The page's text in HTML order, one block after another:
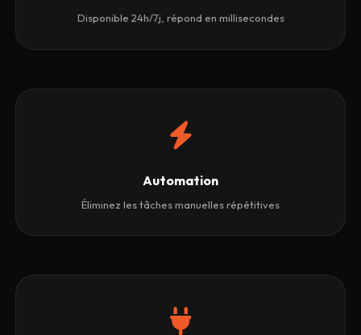
Disponible 24h/7j, répond en millisecondes
Automation
Éliminez les tâches manuelles répétitives